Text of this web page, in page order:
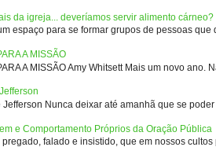
da igreja... deveríamos servir alimento cárneo?
espaço para se formar grupos de pessoas
A MISSÃO
A MISSÃO Amy Whitsett Mais um novo
Nunca deixar até amanhã que se
e Comportamento Próprios da Oração Pública
pregado, falado e insistido, que em nossos